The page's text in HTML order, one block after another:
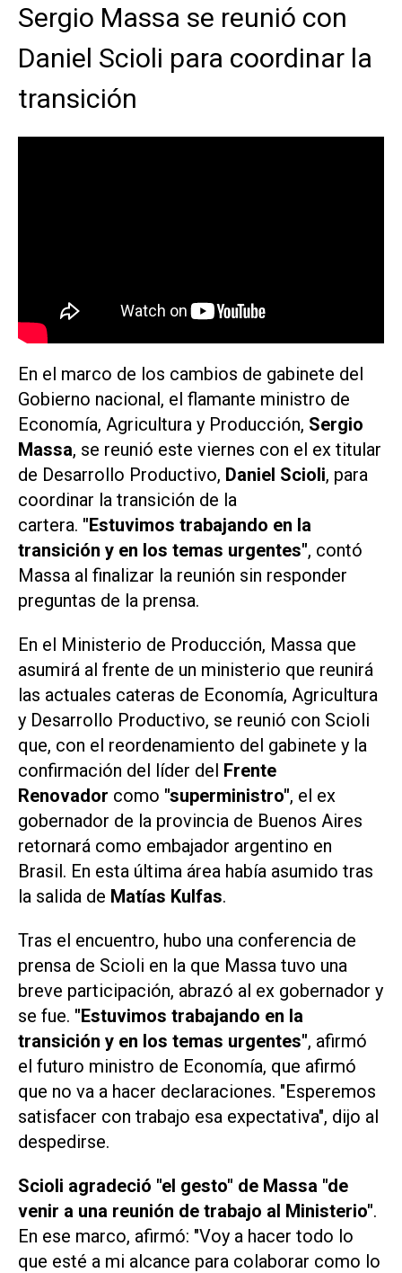
Sergio Massa se reunió con
Daniel Scioli para coordinar la
transición
En el marco de los cambios de gabinete del
Gobierno nacional, el flamante ministro de
Economía, Agricultura y Producción, Sergio
Massa, se reunió este viernes con el ex titular
de Desarrollo Productivo, Daniel Scioli, para
coordinar la transición de la
cartera. "Estuvimos trabajando en la
transición y en los temas urgentes", contó
Massa al finalizar la reunión sin responder
preguntas de la prensa.
En el Ministerio de Producción, Massa que
asumirá al frente de un ministerio que reunirá
las actuales cateras de Economía, Agricultura
y Desarrollo Productivo, se reunió con Scioli
que, con el reordenamiento del gabinete y la
confirmación del líder del Frente
Renovador como "superministro", el ex
gobernador de la provincia de Buenos Aires
retornará como embajador argentino en
Brasil. En esta última área había asumido tras
la salida de Matías Kulfas.
Tras el encuentro, hubo una conferencia de
prensa de Scioli en la que Massa tuvo una
breve participación, abrazó al ex gobernador y
se fue. "Estuvimos trabajando en la
transición y en los temas urgentes", afirmó
el futuro ministro de Economía, que afirmó
que no va a hacer declaraciones. "Esperemos
satisfacer con trabajo esa expectativa", dijo al
despedirse.
Scioli agradeció "el gesto" de Massa "de
venir a una reunión de trabajo al Ministerio".
En ese marco, afirmó: "Voy a hacer todo lo
que esté a mi alcance para colaborar como lo